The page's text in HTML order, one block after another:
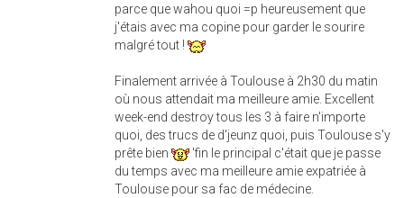
parce que wahou quoi =p heureusement que
j'étais avec ma copine pour garder le sourire
malgré tout !
Finalement arrivée à Toulouse à 2h30 du matin
où nous attendait ma meilleure amie. Excellent
week-end destroy tous les 3 à faire n'importe
quoi, des trucs de d'jeunz quoi, puis Toulouse s'y
prête bien
'fin le principal c'était que je passe
du temps avec ma meilleure amie expatriée à
Toulouse pour sa fac de médecine.